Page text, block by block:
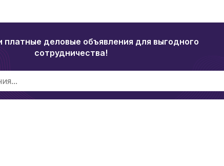
платные деловые объявления для выгодного
сотрудничества!